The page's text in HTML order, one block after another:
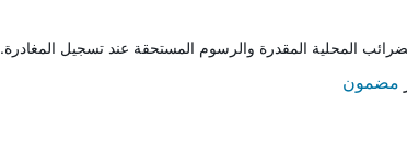
المحلية المقدرة والرسوم المستحقة عند تسجيل المغادرة.
مضمون